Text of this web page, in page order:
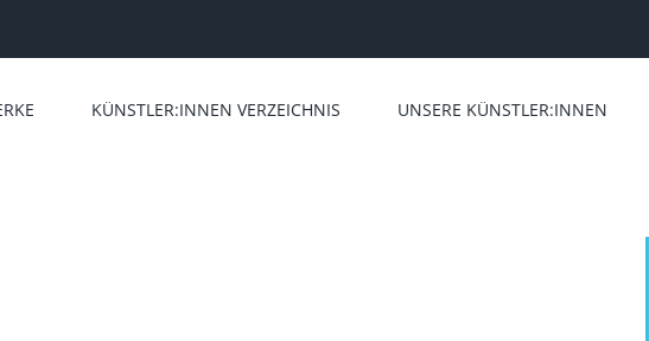
KÜNSTLER:INNEN VERZEICHNIS UNSERE KÜNSTLER:INNEN